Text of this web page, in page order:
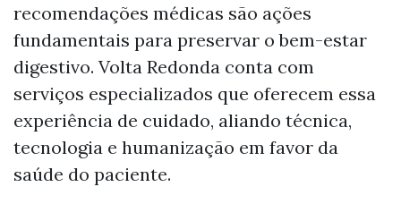
recomendações médicas são ações
fundamentais para preservar o bem-estar
digestivo. Volta Redonda conta com
serviços especializados que oferecem essa
experiência de cuidado, aliando técnica,
tecnologia e humanização em favor da
saúde do paciente.